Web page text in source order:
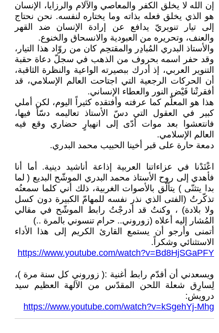
إن الله لا يخلق الكفر والمعاصي والآلام والرزايا، الإنسان
هو الذي يخلق فعله بذاته وما يختاره لنفسه. نحن نحتاج
إلى تيار تنويريّ يدافع عن إرادة الإنسان ضد القهر
والعنف، وتحريره من العبودية والانسحاق والخنوع.
والأستاذ البدري المُبادِر والمقتحِم كان من روّاد هذا التيار،
وقد حفر اسمه بحروف من الذهب في سجلّ دعاة حقبة
التنوير العربي، إذ أدرك ببصيرته الواعية والنظرة الثاقبة،
أن الحركات الرجعية التي اجتاحت العالم الإسلامي، قد
أفقرتْنا فَيْض النور والعطاء الإنساني.
هذا هو المعلّم كما عرفته وأفتقده كثيراً اليوم، لكن أملي
كبير في العقول التي دسّ الأستاذ تعاليمه دسّاً فيها،
فانتعشوا بعد موات أدّى إلى انهيارٍ حضاري وقع فيه
العالم الإسلامي.
دمعة حارة على قبر أخينا الحبيب محمد البدري.
اعْتَدْنا في عزاءاتنا العربية إذاعة أناشيد دينية. أما أنا
فأهدي إلى روح الأستاذ محمد البدري الموشّح البديع ( لما
بدا يتثنّى ) يتألّق بالأصوات الغربية، ذلك أني كلما سمعتُه
تذكّرتُ (الفتى الذي نذر نفسه للمهامّ الكبيرة دون كسل
ولا بلادة) ، وكنتُ قد أدرجْتُ رابط الموشّح في مقالي
المُشار إليه أعلاه (زوروني.. حرام تنسوني بالمرة ..)
أتمنى وأرجو أن يستمع القارئ الكريم إلى هذا الأداء
الاستثنائي وشكراً.
https://www.youtube.com/watch?v=Bd8HjSGaPFY
ويسعدني أن أقدّم رابط أغنية :( زوروني كل سنة مرة )،
لِسارِق شعلة اللحن المقدّس من الآلهة العظيم سيد
درويش:
https://www.youtube.com/watch?v=kSgehYj-Mhg